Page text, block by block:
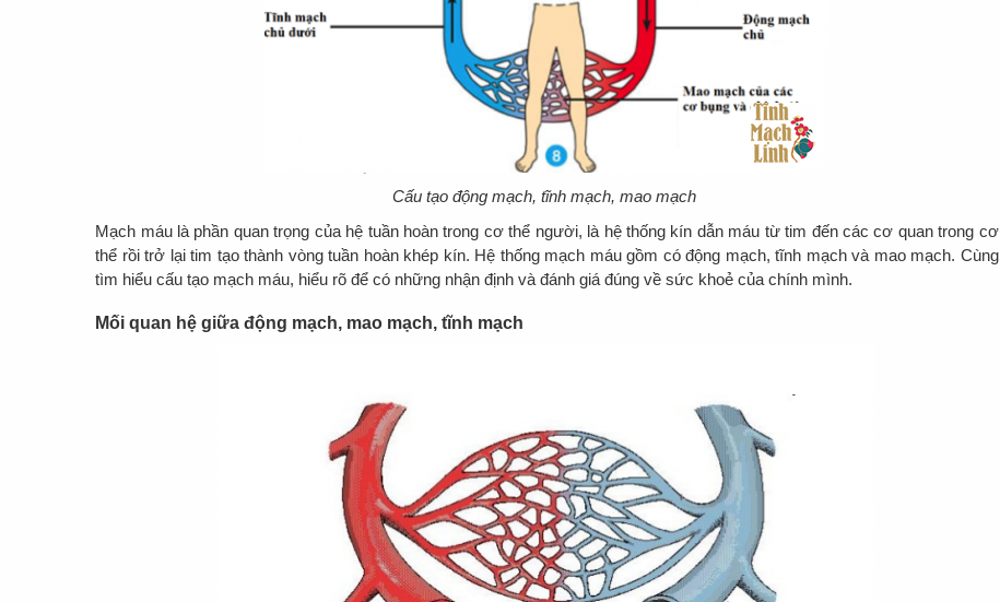
Cấu tạo động mạch, tĩnh mạch, mao mạch
Mạch máu là phần quan trọng của hệ tuần hoàn trong cơ thể người, là hệ thống kín dẫn máu từ tim đến các cơ quan trong cơ
thể rồi trở lại tim tạo thành vòng tuần hoàn khép kín. Hệ thống mạch máu gồm có động mạch, tĩnh mạch và mao mạch. Cùng
tìm hiểu cấu tạo mạch máu, hiểu rõ để có những nhận định và đánh giá đúng về sức khoẻ của chính mình.
Mối quan hệ giữa động mạch, mao mạch, tĩnh mạch